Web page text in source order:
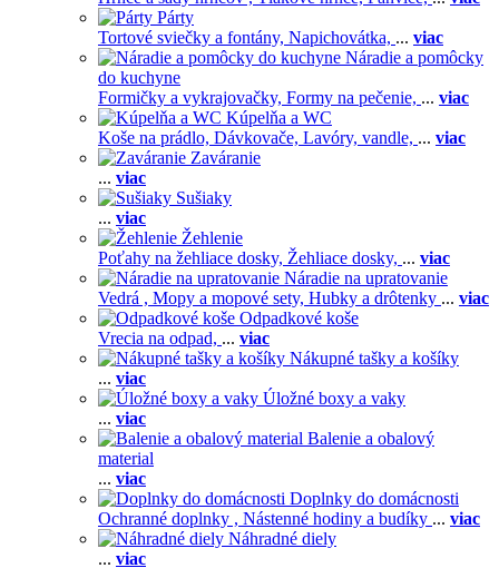
Párty
Tortové sviečky a fontány, Napichovátka, ... viac
Náradie a pomôcky
do kuchyne
Formičky a vykrajovačky, Formy na pečenie, ... viac
Kúpelňa a WC
Koše na prádlo, Dávkovače, Lavóry, vandle, ... viac
Zaváranie
... viac
Sušiaky
... viac
Žehlenie
Poťahy na žehliace dosky, Žehliace dosky, ... viac
Náradie na upratovanie
Vedrá , Mopy a mopové sety, Hubky a drôtenky ... viac
Odpadkové koše
Vrecia na odpad, ... viac
Nákupné tašky a košíky
... viac
Úložné boxy a vaky
... viac
Balenie a obalový
material
... viac
Doplnky do domácnosti
Ochranné doplnky , Nástenné hodiny a budíky ... viac
Náhradné diely
... viac